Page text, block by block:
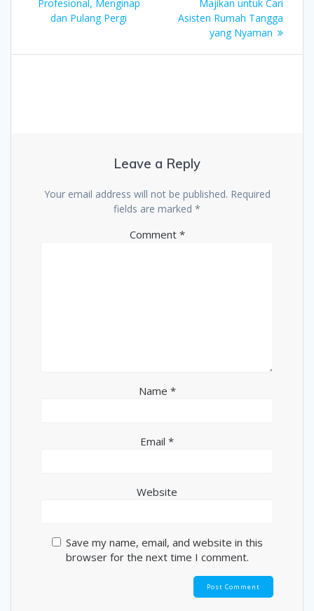
Profesional, Menginap
dan Pulang Pergi
Majikan untuk Cari
Asisten Rumah Tangga
yang Nyaman
Leave a Reply
Your email address will not be published. Required
fields are marked *
Comment *
Name *
Email *
Website
Save my name, email, and website in this
browser for the next time I comment.